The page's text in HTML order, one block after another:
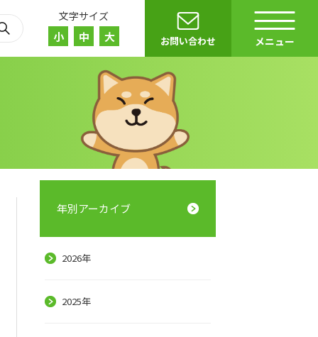
文字サイズ
小 中 大 お問い合わせ メニュー
年別アーカイブ
2026年
2025年